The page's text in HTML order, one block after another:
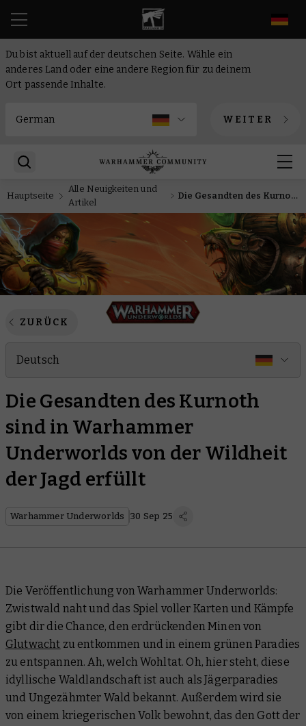
Du bist aktuell auf der deutschen Seite. Wähle ein
anderes Land oder eine andere Region für zu deinem
Ort passende Inhalte.
WEITER
Hauptseite
Alle Neuigkeiten und
Artikel
Die Gesandten des Kurnoth sind in Warhammer Underworlds von der Wildheit der Jagd erfüllt
ZURÜCK
Deutsch
Die Gesandten des Kurnoth
sind in Warhammer
Underworlds von der Wildheit
der Jagd erfüllt
Warhammer Underworlds 30 Sep 25
Die Veröffentlichung von Warhammer Underworlds:
Zwistwald naht und das Spiel voller Karten und Kämpfe
gibt dir die Chance, den erdrückenden Minen von
Glutwacht zu entkommen und in einem grünen Paradies
zu entspannen. Ah, welch Wohltat. Oh, hier steht, diese
idyllische Waldlandschaft ist auch als Jägerparadies
und Ungezähmter Wald bekannt. Außerdem wird sie
von einem kriegerischen Volk bewohnt, das den Gott der